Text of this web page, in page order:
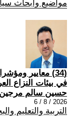
مواضيع وابحاث
(34) معايير
في بيئات النزاع
حسين سالم مرجين
2026 / 8 / 6
التربية والتعليم